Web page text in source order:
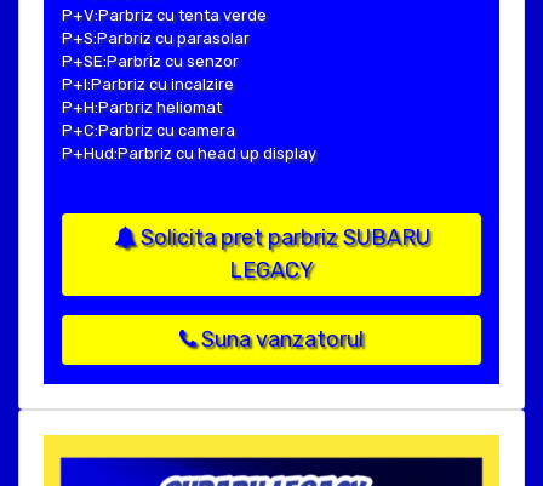
P+V:Parbriz cu tenta verde
P+S:Parbriz cu parasolar
P+SE:Parbriz cu senzor
P+I:Parbriz cu incalzire
P+H:Parbriz heliomat
P+C:Parbriz cu camera
P+Hud:Parbriz cu head up display
Solicita pret parbriz SUBARU
LEGACY
Suna vanzatorul